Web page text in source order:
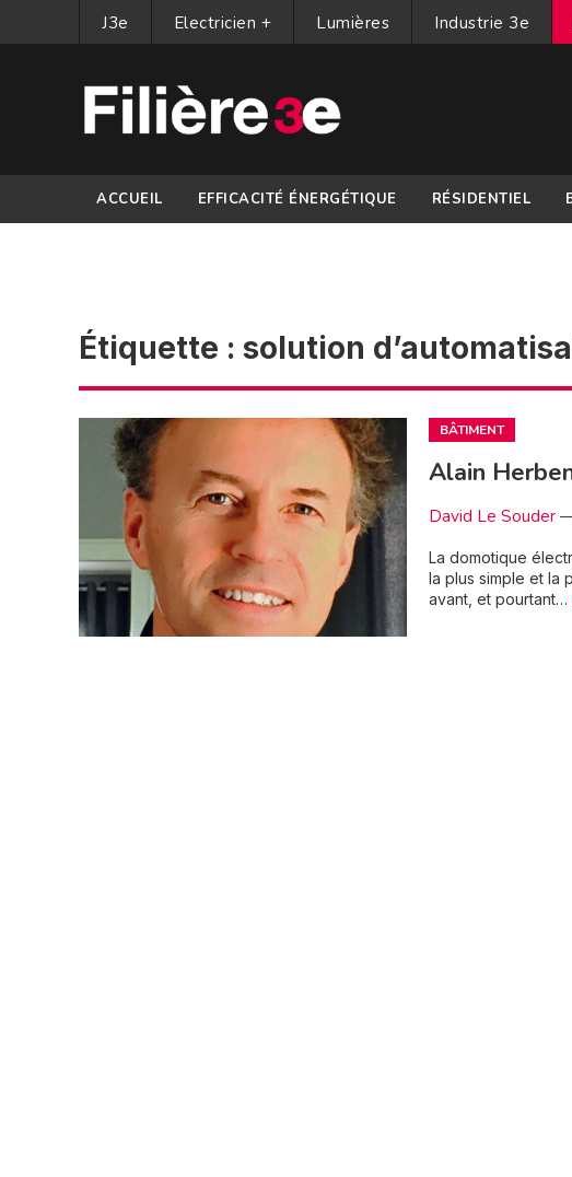
J3e Electricien + Lumières Industrie 3e
ACCUEIL EFFICACITÉ ÉNERGÉTIQUE RÉSIDENTIEL
Étiquette : solution
BÂTIMENT
Alain
David Le Souder
La domotique
la plus simple et la
avant, et pourtant…